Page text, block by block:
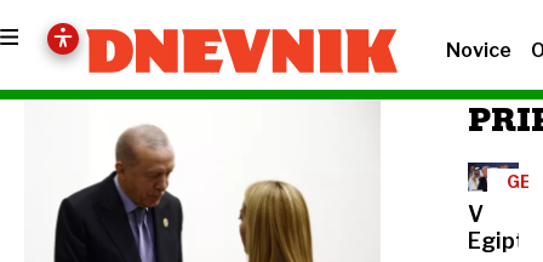
Novice
V
Egiptu